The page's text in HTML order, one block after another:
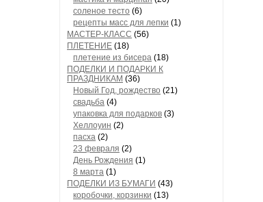
соленое тесто (6)
рецепты масс для лепки (1)
МАСТЕР-КЛАСС (56)
ПЛЕТЕНИЕ (18)
плетение из бисера (18)
ПОДЕЛКИ И ПОДАРКИ К
ПРАЗДНИКАМ (36)
Новый Год, рождество (21)
свадьба (4)
упаковка для подарков (3)
Хеллоуин (2)
пасха (2)
23 февраля (2)
День Рождения (1)
8 марта (1)
ПОДЕЛКИ ИЗ БУМАГИ (43)
коробочки, корзинки (13)